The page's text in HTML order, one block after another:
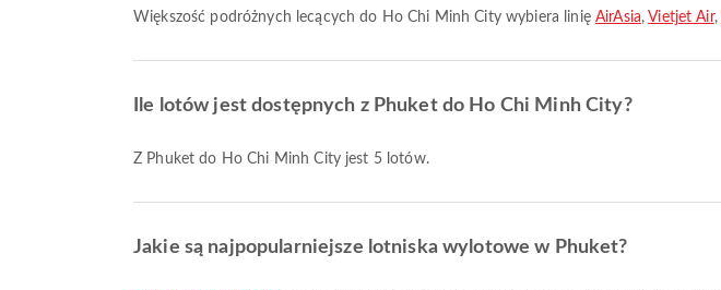
Większość podróżnych lecących do Ho Chi Minh City wybiera linię AirAsia, Vietjet Air,
Ile lotów jest dostępnych z Phuket do Ho Chi Minh City?
Z Phuket do Ho Chi Minh City jest 5 lotów.
Jakie są najpopularniejsze lotniska wylotowe w Phuket?